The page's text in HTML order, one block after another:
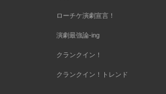
ローチケ演劇宣言！
演劇最強論-ing
クランクイン！
クランクイン！トレンド